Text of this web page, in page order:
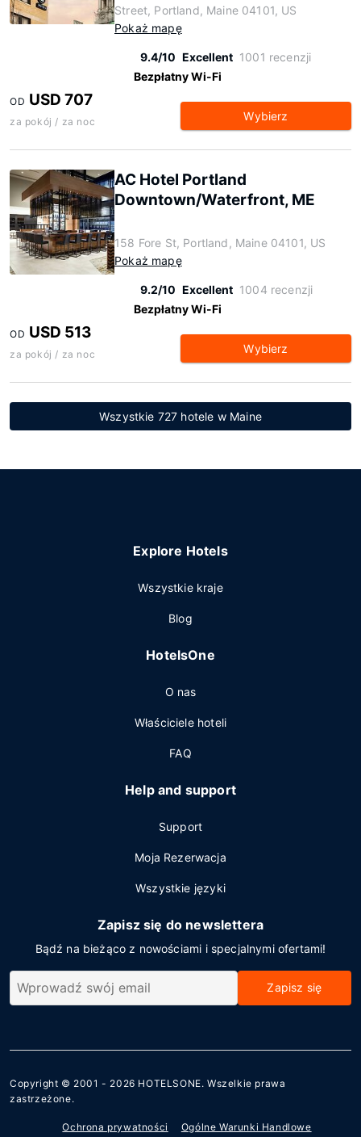
Street, Portland, Maine 04101, US
Pokaż mapę
9.4/10 Excellent 1001 recenzji
Bezpłatny Wi-Fi
OD USD 707
za pokój / za noc Wybierz
AC Hotel Portland
Downtown/Waterfront, ME
158 Fore St, Portland, Maine 04101, US
Pokaż mapę
9.2/10 Excellent 1004 recenzji
Bezpłatny Wi-Fi
OD USD 513
za pokój / za noc Wybierz
Wszystkie 727 hotele w Maine
Explore Hotels
Wszystkie kraje
Blog
HotelsOne
O nas
Właściciele hoteli
FAQ
Help and support
Support
Moja Rezerwacja
Wszystkie języki
Zapisz się do newslettera
Bądź na bieżąco z nowościami i specjalnymi ofertami!
Zapisz się
Copyright © 2001 - 2026 HOTELSONE. Wszelkie prawa
zastrzeżone.
Ochrona prywatności Ogólne Warunki Handlowe